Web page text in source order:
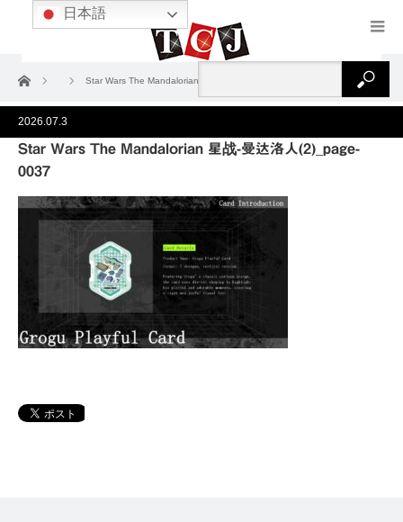
ホーム Star Wars The Mandalorian 星战-曼达洛人(2)_page-0037
2026.07.3
Star Wars The Mandalorian 星战-曼达洛人(2)_page-
0037
日本語